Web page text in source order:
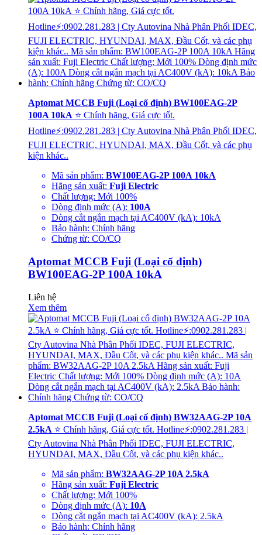
Aptomat MCCB Fuji (Loại cố định) BW100EAG-2P
100A 10kA ⭐ Chính hãng, Giá cực tốt.
Hotline⚡:0902.281.283 | Cty Autovina Nhà Phân Phối IDEC,
FUJI ELECTRIC, HYUNDAI, MAX, Đầu Cốt, và các phụ
kiện khác..
Mã sản phẩm: BW100EAG-2P 100A 10kA
Hãng sản xuất: Fuji Electric
Chất lượng: Mới 100%
Dòng định mức (A): 100A
Dòng cắt ngắn mạch tại AC400V (kA): 10kA
Bảo hành: Chính hãng
Chứng từ: CO/CQ
Aptomat MCCB Fuji (Loại cố định)
BW100EAG-2P 100A 10kA
Liên hệ
Xem thêm
Aptomat MCCB Fuji (Loại cố định) BW32AAG-2P 10A
2.5kA ⭐ Chính hãng, Giá cực tốt. Hotline⚡:0902.281.283 |
Cty Autovina Nhà Phân Phối IDEC, FUJI ELECTRIC,
HYUNDAI, MAX, Đầu Cốt, và các phụ kiện khác..
Mã sản phẩm: BW32AAG-2P 10A 2.5kA
Hãng sản xuất: Fuji Electric
Chất lượng: Mới 100%
Dòng định mức (A): 10A
Dòng cắt ngắn mạch tại AC400V (kA): 2.5kA
Bảo hành: Chính hãng